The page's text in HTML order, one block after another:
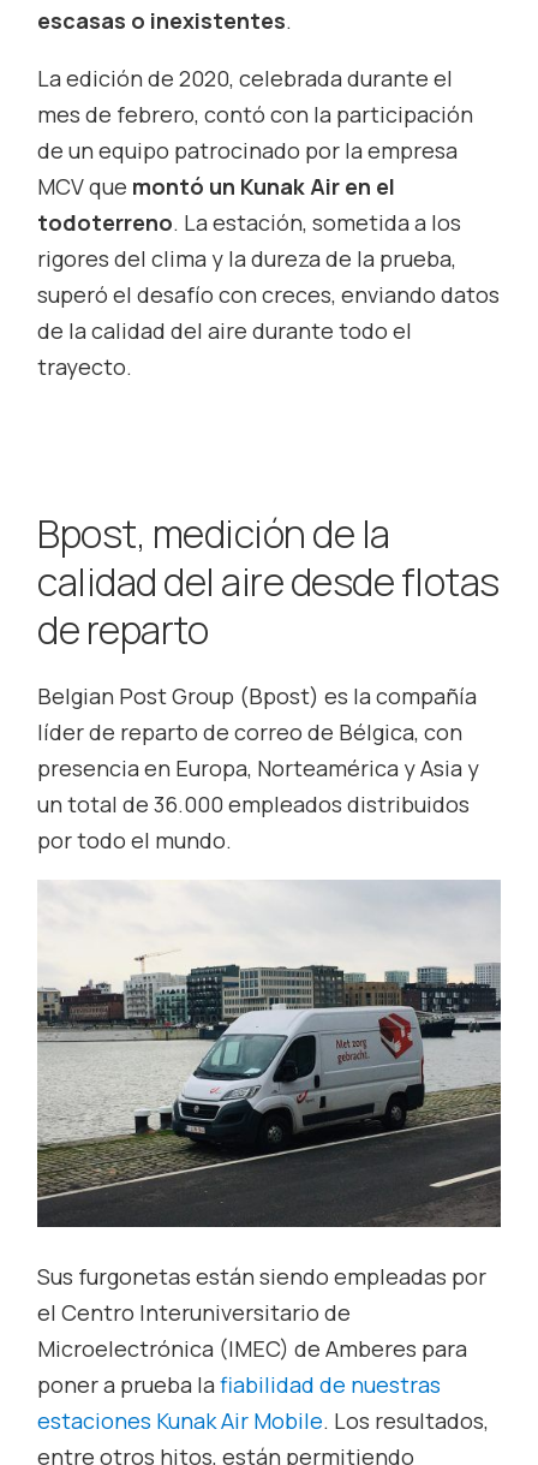
escasas o inexistentes.
La edición de 2020, celebrada durante el
mes de febrero, contó con la participación
de un equipo patrocinado por la empresa
MCV que montó un Kunak Air en el
todoterreno. La estación, sometida a los
rigores del clima y la dureza de la prueba,
superó el desafío con creces, enviando datos
de la calidad del aire durante todo el
trayecto.
Bpost, medición de la
calidad del aire desde flotas
de reparto
Belgian Post Group (Bpost) es la compañía
líder de reparto de correo de Bélgica, con
presencia en Europa, Norteamérica y Asia y
un total de 36.000 empleados distribuidos
por todo el mundo.
Sus furgonetas están siendo empleadas por
el Centro Interuniversitario de
Microelectrónica (IMEC) de Amberes para
poner a prueba lafiabilidad de nuestras
estaciones Kunak Air Mobile. Los resultados,
entre otros hitos, están permitiendo